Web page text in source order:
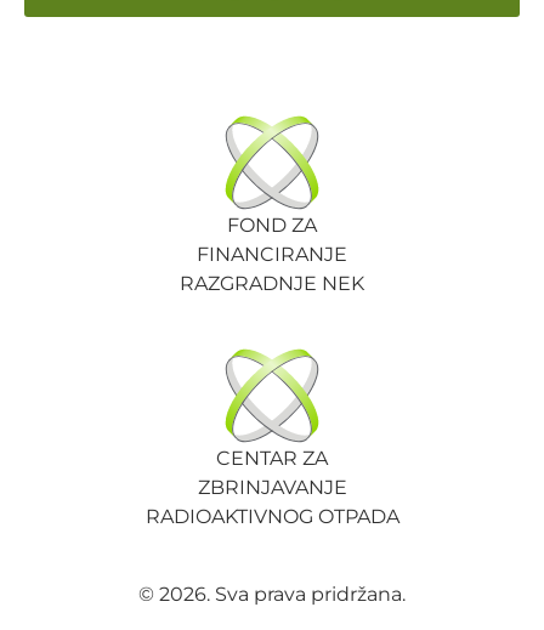
FOND ZA
FINANCIRANJE
RAZGRADNJE NEK
CENTAR ZA
ZBRINJAVANJE
RADIOAKTIVNOG OTPADA
© 2026. Sva prava pridržana.